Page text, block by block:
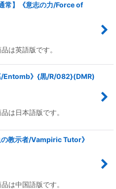
常】《意志の力/Force of
は英語版です。
/Entomb》{黒/R/082}(DMR)
は日本語版です。
教示者/Vampiric Tutor》
は中国語版です。